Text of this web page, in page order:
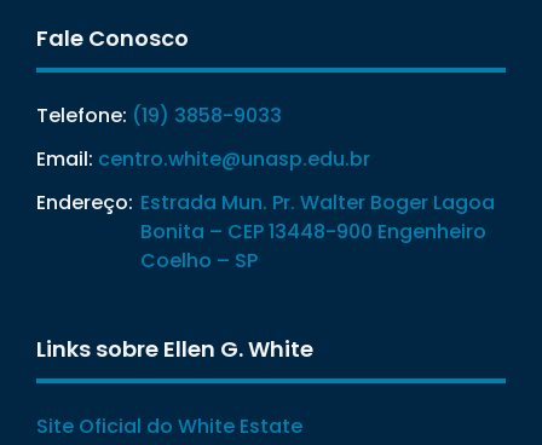
Fale Conosco
Telefone: (19) 3858-9033
Email: centro.white@unasp.edu.br
Endereço: Estrada Mun. Pr. Walter Boger Lagoa
Bonita – CEP 13448-900 Engenheiro
Coelho – SP
Links sobre Ellen G. White
Site Oficial do White Estate